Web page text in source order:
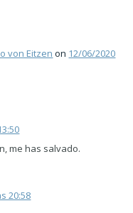
von Eitzen on 12/06/2020
me has salvado.
20:58